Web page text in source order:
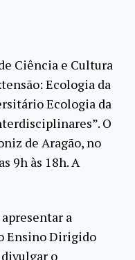
Ciência e Cultura
Ecologia da
Ecologia da
O
de Aragão, no
9h às 18h. A
a
Ensino Dirigido
o